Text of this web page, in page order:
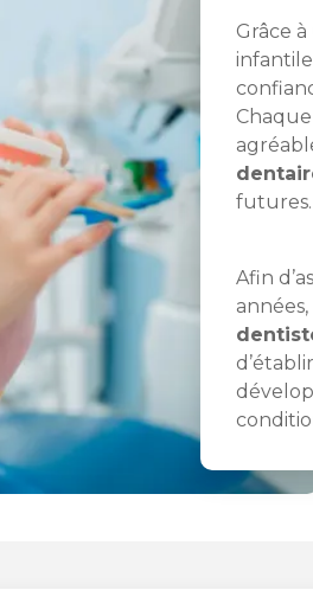
Grâce
futures.
Afin
années,